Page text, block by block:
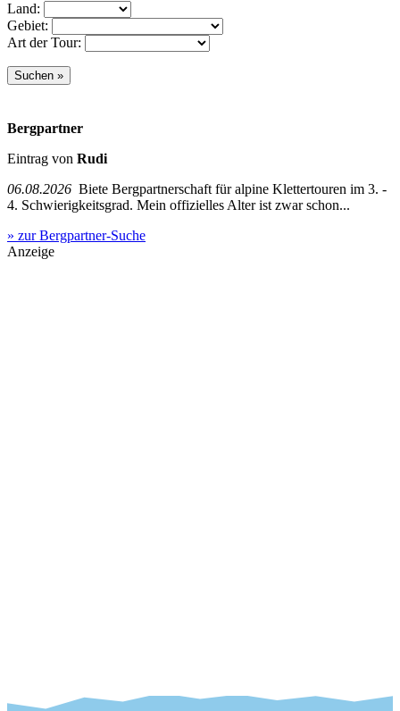
Land:
Gebiet:
Art der Tour:
Bergpartner
Eintrag von Rudi
06.08.2026 Biete Bergpartnerschaft für alpine Klettertouren im 3. -
4. Schwierigkeitsgrad. Mein offizielles Alter ist zwar schon...
» zur Bergpartner-Suche
Anzeige